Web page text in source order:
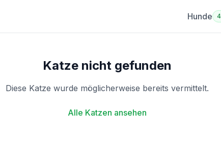
Hunde
Katze nicht gefunden
Diese Katze wurde möglicherweise bereits vermittelt.
Alle Katzen ansehen